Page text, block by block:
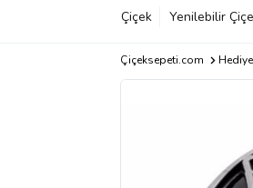
Çiçek Yenilebilir
Çiçeksepeti.com